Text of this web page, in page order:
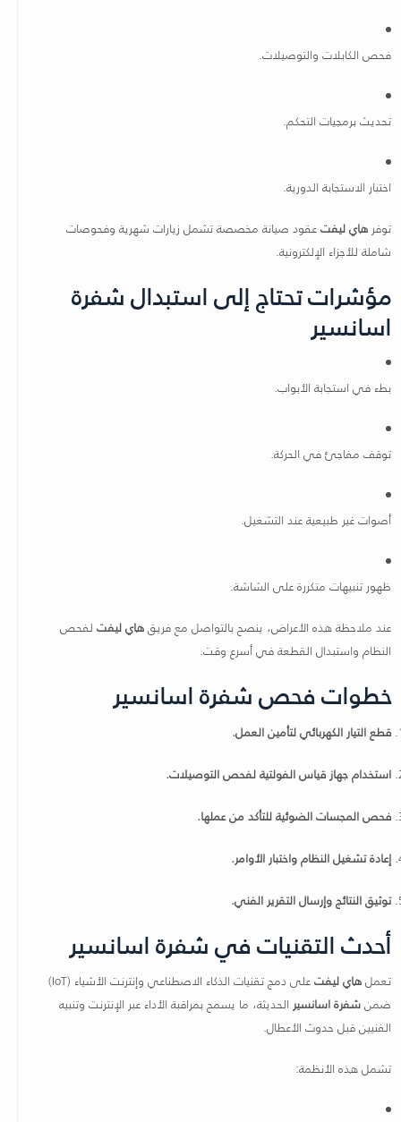
فحص الكابلات والتوصيلات.
تحديث برمجيات التحكم.
اختبار الاستجابة الدورية.
توفر هاي ليفتعقود صيانة مخصصة تشمل زيارات شهرية وفحوصات
شاملة للأجزاء الإلكترونية.
مؤشرات تحتاج إلى استبدال شفرة
اسانسير
بطء في استجابة الأبواب.
توقف مفاجئ في الحركة.
أصوات غير طبيعية عند التشغيل.
ظهور تنبيهات متكررة على الشاشة.
عند ملاحظة هذه الأعراض، ينصح بالتواصل مع فريقهاي ليفت لفحص
النظام واستبدال القطعة في أسرع وقت.
خطوات فحص شفرة اسانسير
قطع التيار الكهربائي لتأمين العمل.
استخدام جهاز قياس الفولتية لفحص التوصيلات.
فحص المجسات الضوئية للتأكد من عملها.
إعادة تشغيل النظام واختبار الأوامر.
توثيق النتائج وإرسال التقرير الفني.
أحدث التقنيات في شفرة اسانسير
تعملهاي ليفت
على دمج تقنيات الذكاء الاصطناعي وإنترنت الأشياء (IoT)
ضمنشفرة اسانسير الحديثة، ما يسمح بمراقبة الأداء عبر الإنترنت وتنبيه
الفنيين قبل حدوث الأعطال.
تشمل هذه الأنظمة: